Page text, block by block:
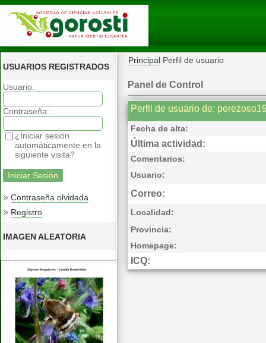
USUARIOS REGISTRADOS
Usuario:
Contraseña:
¿Iniciar sesión
automáticamente en la
siguiente visita?
» Contraseña olvidada
» Registro
IMAGEN ALEATORIA
Principal Perfil de usuario
Panel de Control
Perfil de usuario de:
Fecha de alta:
Última actividad:
Comentarios:
Usuario:
Correo:
Localidad:
Provincia:
Homepage:
ICQ: